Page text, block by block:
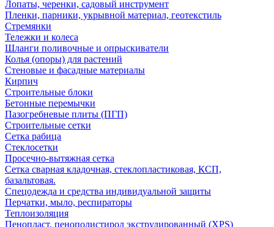
Лопаты, черенки, садовый инструмент
Пленки, парники, укрывной материал, геотекстиль
Стремянки
Тележки и колеса
Шланги поливочные и опрыскиватели
Колья (опоры) для растений
Стеновые и фасадные материалы
Кирпич
Строительные блоки
Бетонные перемычки
Пазогребневые плиты (ПГП)
Строительные сетки
Сетка рабица
Стеклосетки
Просечно-вытяжная сетка
Сетка сварная кладочная, стеклопластиковая, КСП,
базальтовая.
Спецодежда и средства индивидуальной защиты
Перчатки, мыло, респираторы
Теплоизоляция
Пенопласт, пенополистирол экструдированный (XPS)